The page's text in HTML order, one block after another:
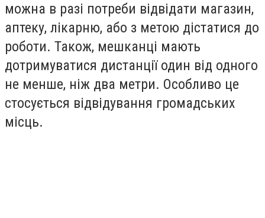
можна в разі потреби відвідати магазин,
аптеку, лікарню, або з метою дістатися до
роботи. Також, мешканці мають
дотримуватися дистанції один від одного
не менше, ніж два метри. Особливо це
стосується відвідування громадських
місць.